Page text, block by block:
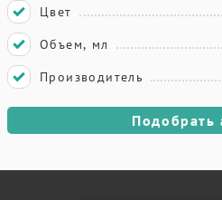
Цвет
Объем, мл
Производитель
Подобрать